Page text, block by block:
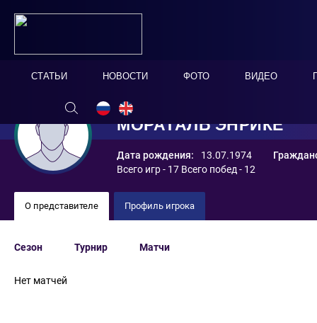
СТАТЬИ НОВОСТИ ФОТО ВИДЕО
МОРАТАЛЬ ЭНРИКЕ
Дата рождения: 13.07.1974
Всего игр - 17 Всего побед - 12
О представителе Профиль игрока
Сезон Турнир Матчи
Нет матчей